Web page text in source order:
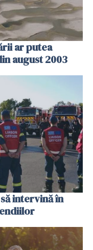
ar putea
august 2003
intervină în